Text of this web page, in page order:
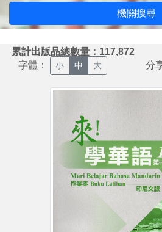
機關搜尋
累計出版品總數量：117,872
字體： 小 中 大 分